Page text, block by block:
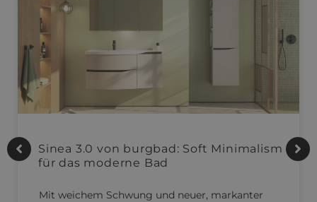
Sinea 3.0 von burgbad: Soft Minimalism
für das moderne Bad
Mit weichem Schwung und neuer, markanter